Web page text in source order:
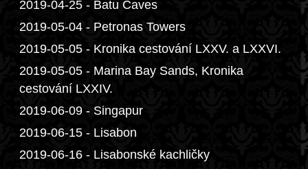
2019-04-25 - Batu Caves
2019-05-04 - Petronas Towers
2019-05-05 - Kronika cestování LXXV. a LXXVI.
2019-05-05 - Marina Bay Sands, Kronika
cestování LXXIV.
2019-06-09 - Singapur
2019-06-15 - Lisabon
2019-06-16 - Lisabonské kachličky